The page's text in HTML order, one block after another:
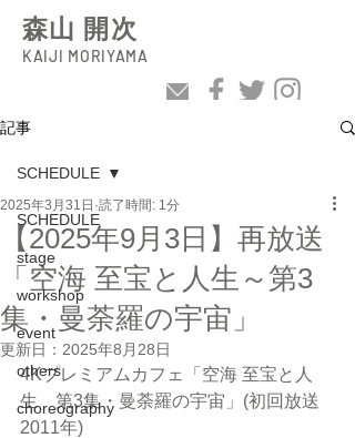
森山 開次
KAIJI MORIYAMA
記事
SCHEDULE
stage
workshop
event
others
choreography
SCHEDULE
【2025年9月3日】再放送
「空海 至宝と人生～第3
集・曼荼羅の宇宙」
2025年3月31日 読了時間: 1分
更新日： 2025年8月28日
4Kプレミアムカフェ「空海 至宝と人
生　第3集・曼荼羅の宇宙」(初回放送
2011年)